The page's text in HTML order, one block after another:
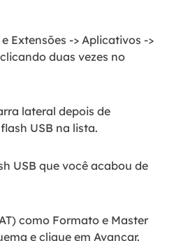
Extensões -> Aplicativos ->
duas vezes no
lateral depois de
USB na lista.
USB que você acabou de
como Formato e Master
e clique em Avançar.